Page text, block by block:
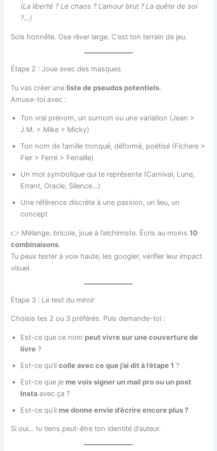
(La liberté ? Le chaos ? L’amour brut ? La quête de soi
?…)
Sois honnête. Ose rêver large. C’est ton terrain de jeu.
Étape 2 : Joue avec des masques
Tu vas créer une liste de pseudos potentiels.
Amuse-toi avec :
Ton vrai prénom, un surnom ou une variation (Jean >
J.M. > Mike > Micky)
Ton nom de famille tronqué, déformé, poétisé (Fichere >
Fier > Ferré > Ferraille)
Un mot symbolique qui te représente (Carnival, Lune,
Errant, Oracle, Silence…)
Une référence discrète à une passion, un lieu, un
concept
👉 Mélange, bricole, joue à l’alchimiste. Écris au moins10
combinaisons.
Tu peux tester à voix haute, les googler, vérifier leur impact
visuel.
Étape 3 : Le test du miroir
Choisis tes 2 ou 3 préférés. Puis demande-toi :
Est-ce que ce nom peut vivre sur une couverture de
livre ?
Est-ce qu’ilcolle avec ce que j’ai dit à l’étape 1 ?
Est-ce que je me vois signer un mail pro ou un post
Insta avec ça ?
Est-ce qu’il me donne envie d’écrire encore plus ?
Si oui… tu tiens peut-être ton identité d’auteur.